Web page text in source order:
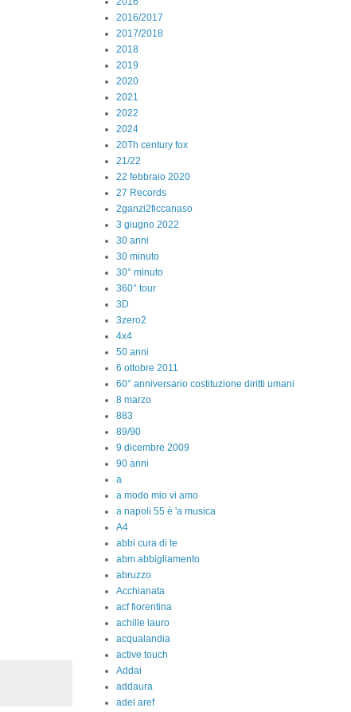
2016/2017
2017/2018
2018
2019
2020
2021
2022
2024
20Th century fox
21/22
22 febbraio 2020
27 Records
2ganzi2ficcanaso
3 giugno 2022
30 anni
30 minuto
30° minuto
360° tour
3D
3zero2
4x4
50 anni
6 ottobre 2011
60° anniversario costituzione diritti umani
8 marzo
883
89/90
9 dicembre 2009
90 anni
a
a modo mio vi amo
a napoli 55 è 'a musica
A4
abbi cura di te
abm abbigliamento
abruzzo
Acchianata
acf fiorentina
achille lauro
acqualandia
active touch
Addai
addaura
adel aref